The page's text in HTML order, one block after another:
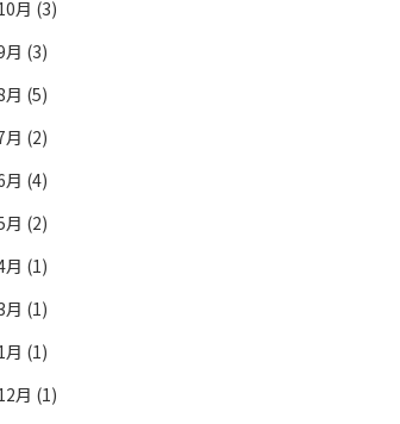
月 (3)
月 (3)
月 (5)
月 (2)
月 (4)
月 (2)
月 (1)
月 (1)
月 (1)
月 (1)